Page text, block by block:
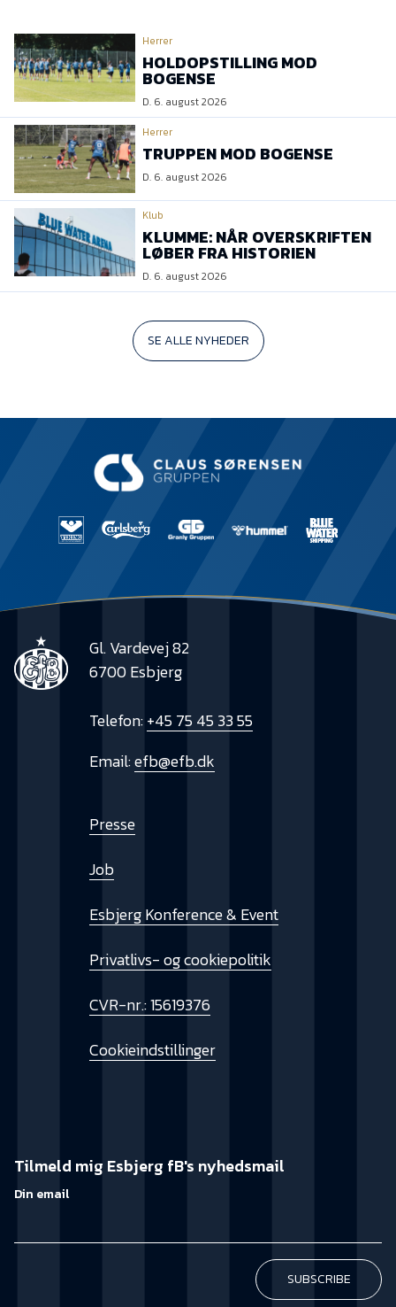
Herrer
HOLDOPSTILLING MOD
BOGENSE
D. 6. august 2026
Herrer
TRUPPEN MOD BOGENSE
D. 6. august 2026
Klub
KLUMME: NÅR OVERSKRIFTEN
LØBER FRA HISTORIEN
D. 6. august 2026
SE ALLE NYHEDER
Gl. Vardevej 82
6700 Esbjerg
Telefon:+45 75 45 33 55
Email:efb@efb.dk
Presse
Job
Esbjerg Konference & Event
Privatlivs- og cookiepolitik
CVR-nr.: 15619376
Cookieindstillinger
Tilmeld mig Esbjerg fB's nyhedsmail
Din email